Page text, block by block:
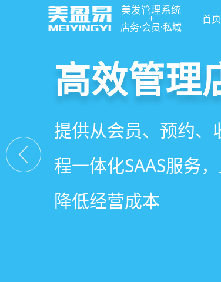
美发管理系统
+
店务·会员·私域
首页
美容美发
店务+拓客+020一体
店经营管理需求
高效管理
提供从会员、预约、
程一体化SAAS服务
降低经营成本
社交裂变
基于拼团、砍价、分
交营销玩法，海量爆
引爆门店客流
小程序商
小程序链接商家、手
线下，让口碑传播有
盘活私域流量